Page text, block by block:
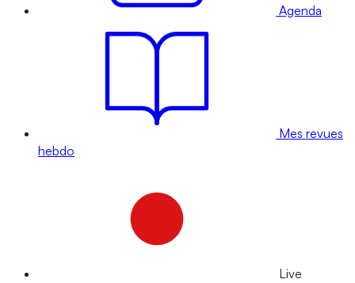
Agenda
Mes revues
hebdo
Live